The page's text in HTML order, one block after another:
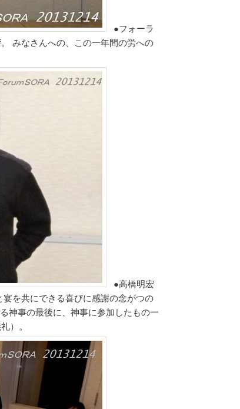
●フォーラ
みなさんへの、この一年間の労への
●高橋明宏
を共にできる喜びに感謝の念がつの
神事の最後に、神事に参加したもの一
）。